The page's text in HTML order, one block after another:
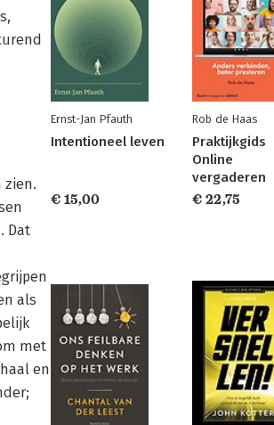
zien.
Dat
als
met
en
Ernst-Jan Pfauth
Intentioneel leven
€ 15,00
Rob de Haas
Praktijkgids
Online
vergaderen
€ 22,75